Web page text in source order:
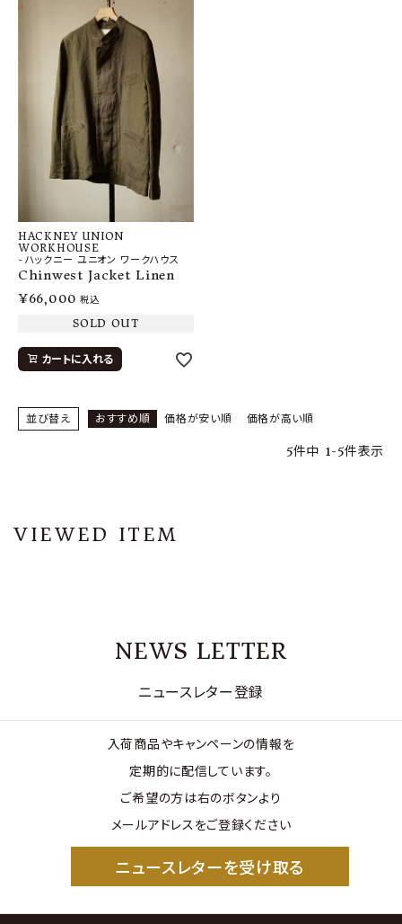
HACKNEY UNION
WORKHOUSE
-ハックニー ユニオン ワークハウス
Chinwest Jacket Linen
¥66,000 税込
SOLD OUT
カートに入れる
並び替え おすすめ順 価格が安い順 価格が高い順
5件中 1-5件表示
VIEWED ITEM
NEWS LETTER
ニュースレター登録
入荷商品やキャンペーンの情報を
定期的に配信しています。
ご希望の方は右のボタンより
メールアドレスをご登録ください
ニュースレターを受け取る